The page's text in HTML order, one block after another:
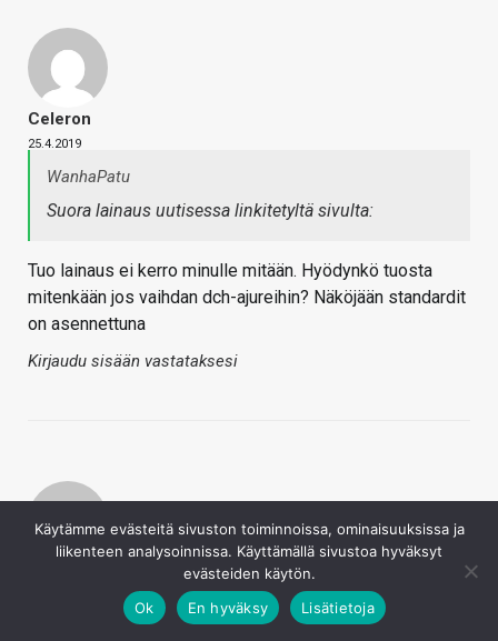
Celeron
25.4.2019
WanhaPatu
Suora lainaus uutisessa linkitetyltä sivulta:
Tuo lainaus ei kerro minulle mitään. Hyödynkö tuosta
mitenkään jos vaihdan dch-ajureihin? Näköjään standardit
on asennettuna
Kirjaudu sisään vastataksesi
Et hyödy. DCH ajurit ovat työkäyttöön optimoituja,
Käytämme evästeitä sivuston toiminnoissa, ominaisuuksissa ja
liikenteen analysoinnissa. Käyttämällä sivustoa hyväksyt
evästeiden käytön.
Ok
En hyväksy Lisätietoja